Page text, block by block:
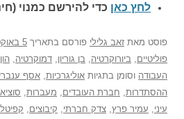
לחץ כאן כדי להירשם כמנוי
פוסט מאת זאב גלילי פורסם בתאריך 5 באוקטובר 2011
פוליטיים
ביורוקרטיה בן גוריון דמוקרטיה
העבודה וסומן בתגיות אוליגרכיות אסף ענברי
ההסתדרות חברת העובדים מעברות
עיני
עמיר פרץ צדק חברתי קיבוצים